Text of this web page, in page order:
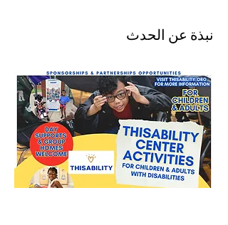
نبذة عن الحدث